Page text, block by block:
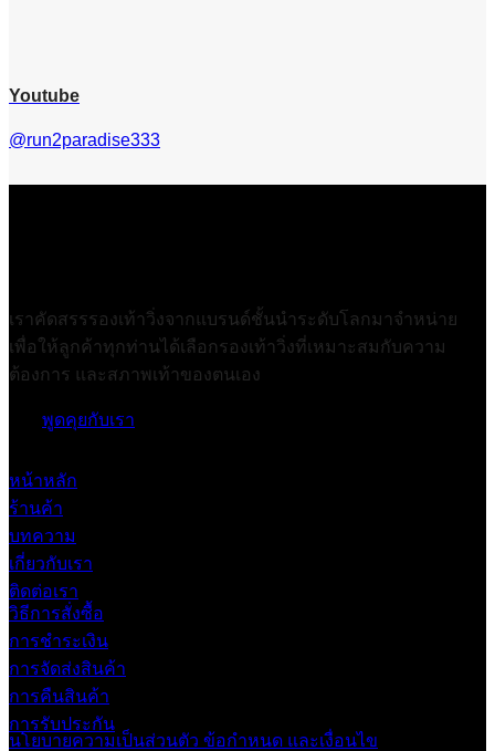
Youtube
@run2paradise333
เราคัดสรรรองเท้าวิ่งจากแบรนด์ชั้นนำระดับโลกมาจำหน่าย
เพื่อให้ลูกค้าทุกท่านได้เลือกรองเท้าวิ่งที่เหมาะสมกับความ
ต้องการ และสภาพเท้าของตนเอง
พูดคุยกับเรา
หน้าหลัก
ร้านค้า
บทความ
เกี่ยวกับเรา
ติดต่อเรา
วิธีการสั่งซื้อ
การชำระเงิน
การจัดส่งสินค้า
การคืนสินค้า
การรับประกัน
นโยบายความเป็นส่วนตัว ข้อกำหนด และเงื่อนไข